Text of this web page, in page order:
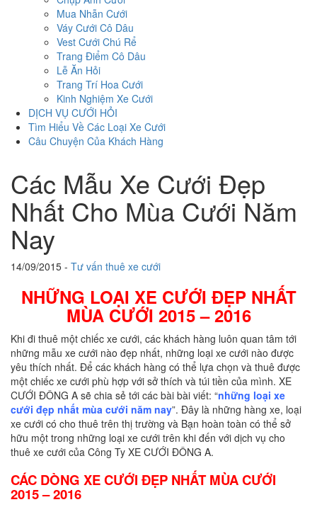
Mua Nhẫn Cưới
Váy Cưới Cô Dâu
Vest Cưới Chú Rể
Trang Điểm Cô Dâu
Lễ Ăn Hỏi
Trang Trí Hoa Cưới
Kinh Nghiệm Xe Cưới
DỊCH VỤ CƯỚI HỎI
Tìm Hiểu Về Các Loại Xe Cưới
Câu Chuyện Của Khách Hàng
Các Mẫu Xe Cưới Đẹp
Nhất Cho Mùa Cưới Năm
Nay
14/09/2015 - Tư vấn thuê xe cưới
NHỮNG LOẠI XE CƯỚI ĐẸP NHẤT
MÙA CƯỚI 2015 – 2016
Khi đi thuê một chiếc xe cưới, các khách hàng luôn quan tâm tới
những mẫu xe cưới nào đẹp nhất, những loại xe cưới nào được
yêu thích nhất. Để các khách hàng có thể lựa chọn và thuê được
một chiếc xe cưới phù hợp với sở thích và túi tiền của mình. XE
CƯỚI ĐÔNG A sẽ chia sẻ tới các bài bài viết: “những loại xe
cưới đẹp nhất mùa cưới năm nay”. Đây là những hàng xe, loại
xe cưới có cho thuê trên thị trường và Bạn hoàn toàn có thể sở
hữu một trong những loại xe cưới trên khi đến với dịch vụ cho
thuê xe cưới của Công Ty XE CƯỚI ĐÔNG A.
CÁC DÒNG XE CƯỚI ĐẸP NHẤT MÙA CƯỚI
2015 – 2016